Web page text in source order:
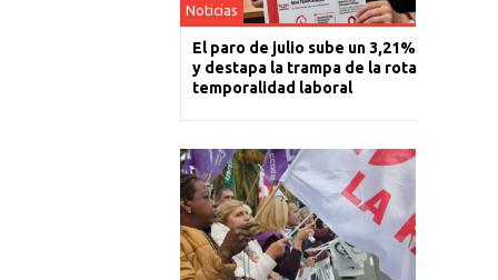
Noticias
El paro de julio sube un 3,21% en La
y destapa la trampa de la rotación y la
temporalidad laboral